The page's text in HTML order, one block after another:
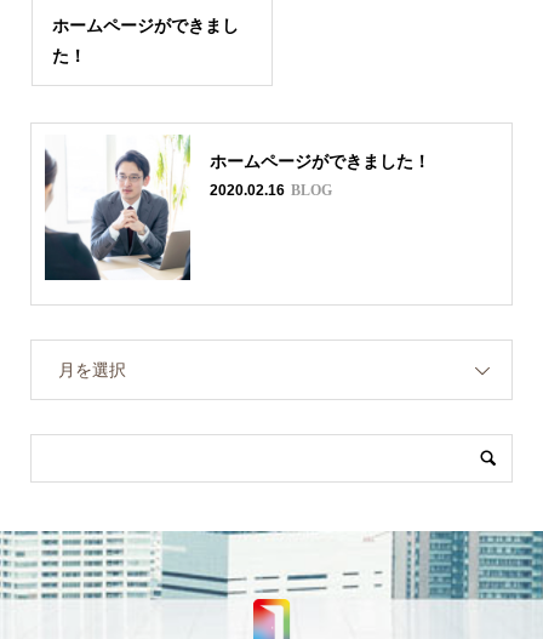
ホームページができまし
た！
ホームページができました！
2020.02.16 BLOG
月を選択